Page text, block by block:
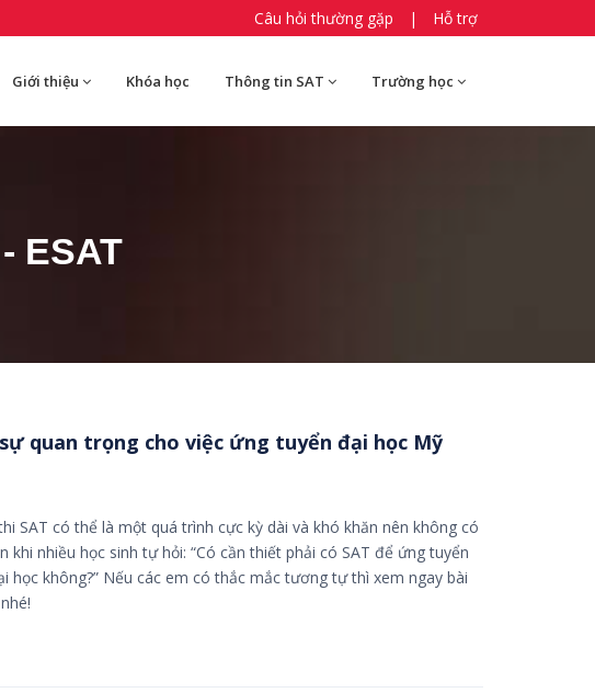
Câu hỏi thường gặp | Hỗ trợ
Giới thiệu Khóa học Thông tin SAT Trường học
ESAT
quan trọng cho việc ứng tuyển đại học Mỹ
SAT có thể là một quá trình cực kỳ dài và khó khăn nên không có
khi nhiều học sinh tự hỏi: “Có cần thiết phải có SAT để ứng tuyển
học không?” Nếu các em có thắc mắc tương tự thì xem ngay bài